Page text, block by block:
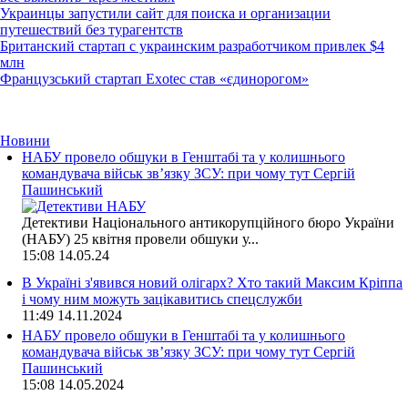
Украинцы запустили сайт для поиска и организации
путешествий без турагентств
Британский стартап с украинским разработчиком привлек $4
млн
Французський стартап Exotec став «єдинорогом»
Новини
НАБУ провело обшуки в Генштабі та у колишнього
командувача військ зв’язку ЗСУ: при чому тут Сергій
Пашинський
Детективи Національного антикорупційного бюро України
(НАБУ) 25 квітня провели обшуки у...
15:08 14.05.24
В Україні з'явився новий олігарх? Хто такий Максим Кріппа
і чому ним можуть зацікавитись спецслужби
11:49 14.11.2024
НАБУ провело обшуки в Генштабі та у колишнього
командувача військ зв’язку ЗСУ: при чому тут Сергій
Пашинський
15:08 14.05.2024